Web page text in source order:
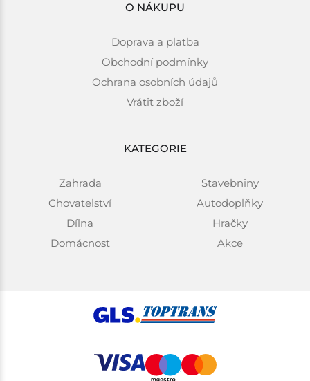
O NÁKUPU
Doprava a platba
Obchodní podmínky
Ochrana osobních údajů
Vrátit zboží
KATEGORIE
Zahrada
Chovatelství
Dílna
Domácnost
Stavebniny
Autodoplňky
Hračky
Akce